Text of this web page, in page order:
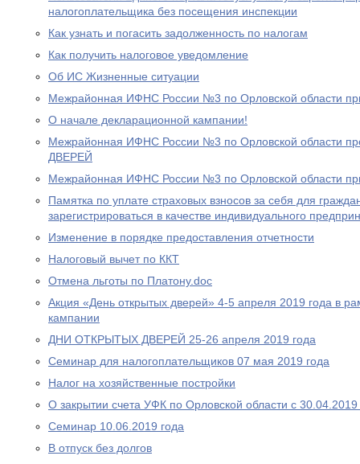
налогоплательщика без посещения инспекции
Как узнать и погасить задолженность по налогам
Как получить налоговое уведомление
Об ИС Жизненные ситуации
Межрайонная ИФНС России №3 по Орловской области
О начале декларационной кампании!
Межрайонная ИФНС России №3 по Орловской области
ДВЕРЕЙ
Межрайонная ИФНС России №3 по Орловской области
Памятка по уплате страховых взносов за себя для
зарегистрироваться в качестве индивидуального
Изменение в порядке предоставления отчетности
Налоговый вычет по ККТ
Отмена льготы по Платону.doc
Акция «День открытых дверей» 4-5 апреля 2019 года в
кампании
ДНИ ОТКРЫТЫХ ДВЕРЕЙ 25-26 апреля 2019 года
Cеминар для налогоплательщиков 07 мая 2019 года
Налог на хозяйственные постройки
О закрытии счета УФК по Орловской области с 30.04.2019
Семинар 10.06.2019 года
В отпуск без долгов